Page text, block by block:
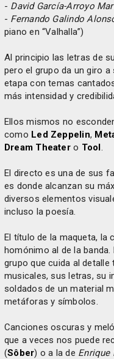
- David García-Arroyo
- Fernando Galindo
piano en “Valhalla”)
Al principio las letras de
pero el grupo da un giro
etapa con temas
más intensidad y
Ellos mismos no
como Led Zeppelin,
Dream Theatero Tool.
El directo es una de sus
es donde alcanzan su
diversos elementos
incluso la poesía.
El título de la maqueta, la
homónimo al de la
grupo que cuida al
musicales, sus letras, su
soldados de un material
metáforas y símbolos.
Canciones oscuras y
que a veces nos puede
(Sôber) o a la de Enrique